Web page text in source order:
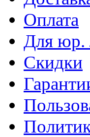
Оплата
Для юр.
Скидки